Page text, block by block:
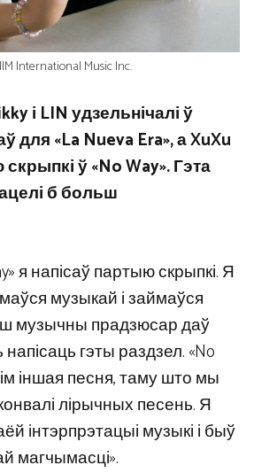
International Music Inc.
і LIN удзельнічалі ў
для «La Nueva Era», а XuXu
ў «No Way». Гэта
б больш
я напісаў партыю скрыпкі. Я
музыкай і займаўся
музычны прадзюсар даў
гэты раздзел. «No
іншая песня, таму што мы
лірычных песень. Я
інтэрпрэтацыі музыкі і быў
магчымасці».